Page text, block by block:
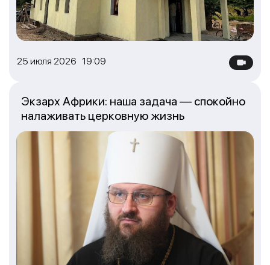
25 июля 2026 19:09
Экзарх Африки: наша задача — спокойно
налаживать церковную жизнь